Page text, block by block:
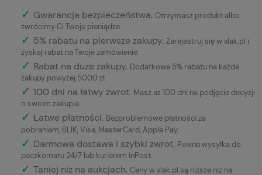
✓ Gwarancja bezpieczeństwa. Otrzymasz produkt albo
zwrócimy Ci Twoje pieniądze.
✓ 5% rabatu na pierwsze zakupy. Zarejestruj się w xlak.pl i
zyskaj rabat na Twoje zamówienie.
✓ Rabat na duże zakupy. Dodatkowe 5% rabatu na każde
zakupy powyżej 5000 zł.
✓ 100 dni na łatwy zwrot. Masz aż 100 dni na podjęcie decyzji
o swoim zakupie.
✓ Łatwe płatności. Bezproblemowe płatności za
pobraniem, BLIK, Visa, MasterCard, Apple Pay.
✓ Darmowa dostawa i szybki zwrot. Pewna wysyłka do
paczkomatu 24/7 lub kurierem inPost.
✓ Taniej niż na aukcjach. Ceny w xlak.pl są niższe niż na